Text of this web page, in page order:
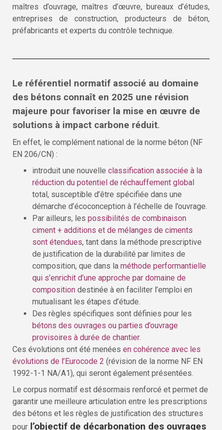
maîtres d’ouvrage, maîtres d’œuvre, bureaux d’études,
entreprises de construction, producteurs de béton,
préfabricants et experts du contrôle technique.
Le référentiel normatif associé au domaine
des bétons connaît en 2025 une révision
majeure pour favoriser la mise en œuvre de
solutions à impact carbone réduit.
En effet, le complément national de la norme béton (NF
EN 206/CN) :
introduit une nouvelle classification associée à la
réduction du potentiel de réchauffement global
total, susceptible d’être spécifiée dans une
démarche d’écoconception à l’échelle de l’ouvrage.
Par ailleurs, les possibilités de combinaison
ciment + additions et de mélanges de ciments
sont étendues, tant dans la méthode prescriptive
de justification de la durabilité par limites de
composition, que dans la méthode performantielle
qui s’enrichit d’une approche par domaine de
composition destinée à en faciliter l’emploi en
mutualisant les étapes d’étude.
Des règles spécifiques sont définies pour les
bétons des ouvrages ou parties d’ouvrage
provisoires à durée de chantier.
Ces évolutions ont été menées en cohérence avec les
évolutions de l’Eurocode 2 (révision de la norme NF EN
1992-1-1 NA/A1), qui seront également présentées.
Le corpus normatif est désormais renforcé et permet de
garantir une meilleure articulation entre les prescriptions
des bétons et les règles de justification des structures
pour l’objectif de décarbonation des ouvrages